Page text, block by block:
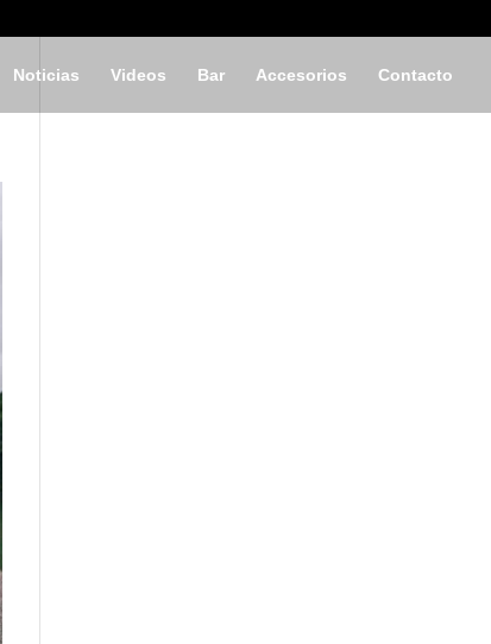
Noticias Videos Bar Accesorios Contacto